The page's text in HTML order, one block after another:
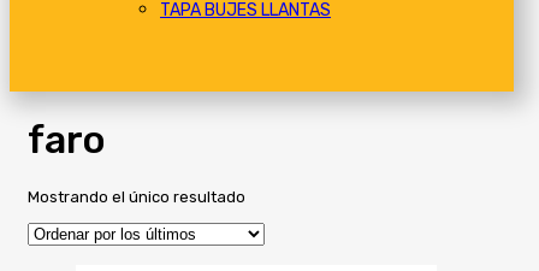
TAPA BUJES LLANTAS
faro
Mostrando el único resultado